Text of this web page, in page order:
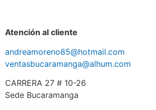
Atención al cliente
andreamoreno85@hotmail.com
ventasbucaramanga@alhum.com
CARRERA 27 # 10-26
Sede Bucaramanga